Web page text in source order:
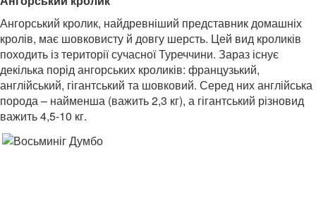
Ангорський кролик, найдревніший представник домашніх
кролів, має шовковисту й довгу шерсть. Цей вид кроликів
походить із території сучасної Туреччини. Зараз існує
декілька порід ангорських кроликів: французький,
англійський, гігантський та шовковий. Серед них англійська
порода – найменша (важить 2,3 кг), а гігантський різновид
важить 4,5-10 кг.